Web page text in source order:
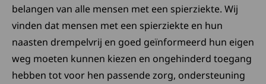
belangen van alle mensen met een spierziekte. Wij
vinden dat mensen met een spierziekte en hun
naasten drempelvrij en goed geïnformeerd hun eigen
weg moeten kunnen kiezen en ongehinderd toegang
hebben tot voor hen passende zorg, ondersteuning